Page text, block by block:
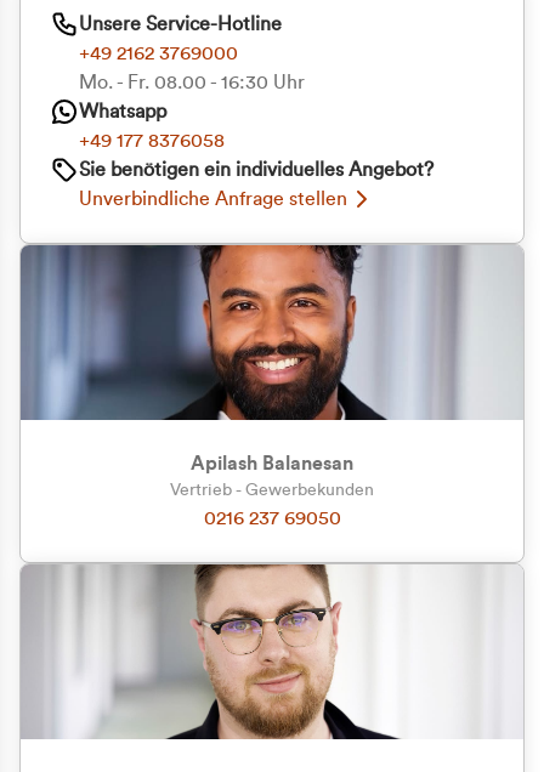
Zu welcher Kundengruppe
gehören Sie?
Privatkunde (inkl. MwSt.)
Geschäftskunde (exkl. MwSt.)
Unsere Service-Hotline
+49 2162 3769000
Mo. - Fr. 08.00 - 16:30 Uhr
Whatsapp
+49 177 8376058
Sie benötigen ein individuelles Angebot?
Unverbindliche Anfrage stellen
Apilash Balanesan
Vertrieb - Gewerbekunden
0216 237 69050